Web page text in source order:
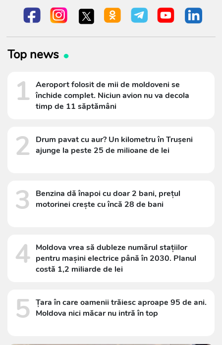
Top news
1 Aeroport folosit de mii de moldoveni se
închide complet. Niciun avion nu va decola
timp de 11 săptămâni
2
Drum pavat cu aur? Un kilometru în Trușeni
ajunge la peste 25 de milioane de lei
3
Benzina dă înapoi cu doar 2 bani, prețul
motorinei crește cu încă 28 de bani
4 Moldova vrea să dubleze numărul stațiilor
pentru mașini electrice până în 2030. Planul
costă 1,2 miliarde de lei
5 Țara în care oamenii trăiesc aproape 95 de ani.
Moldova nici măcar nu intră în top